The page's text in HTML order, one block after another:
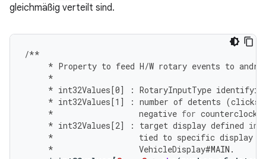
gleichmäßig verteilt sind.
/**
* Property to feed H/W rotary events to
*
* int32Values[0] : RotaryInputType
* int32Values[1 ] : number of detents (clicks
*
negative for
* int32Values[2] : target display defined in
*
tied to specific display
*
VehicleDisplay#MAIN.